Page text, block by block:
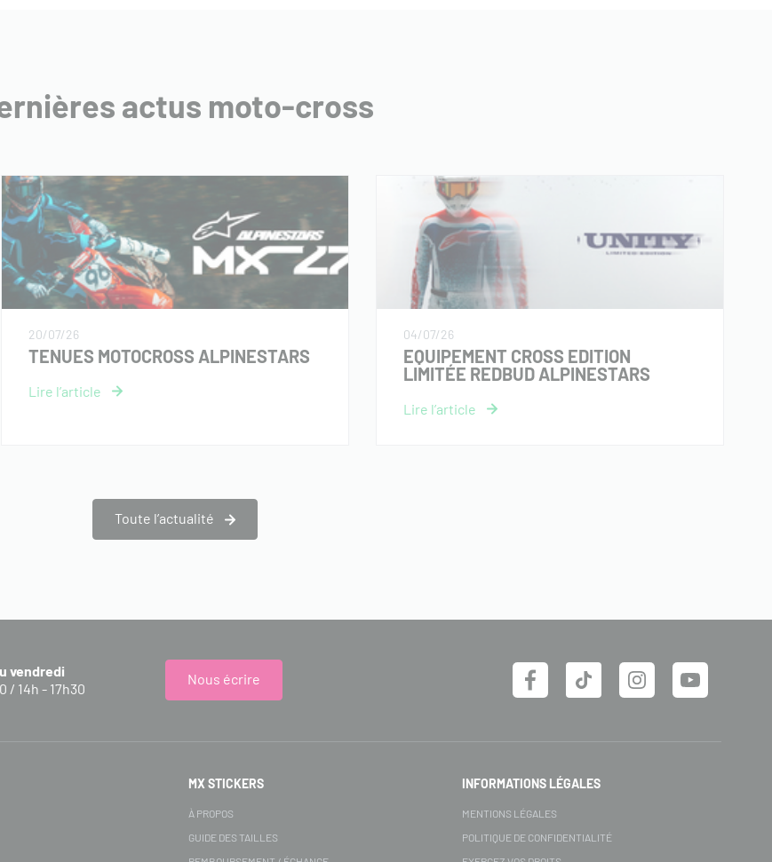
actus moto-cross
20/07/26
TENUES MOTOCROSS ALPINESTARS
04/07/26
EQUIPEMENT CROSS EDITION
LIMITÉE REDBUD ALPINESTARS
Toute l’actualité
vendredi
/ 14h - 17h30
Nous écrire
MX STICKERS
À PROPOS
GUIDE DES TAILLES
INFORMATIONS LÉGALES
MENTIONS LÉGALES
POLITIQUE DE CONFIDENTIALITÉ